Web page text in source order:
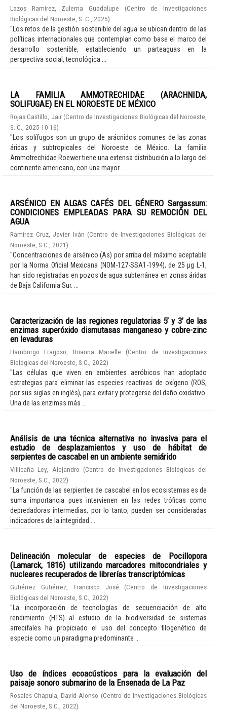
Lazos Ramírez, Zulema Guadalupe (Centro de Investigaciones
Biológicas del Noroeste, S. C.
2025)
"Los retos de la gestión sostenible del agua se ubican dentro de las
políticas internacionales que contemplan como base el marco del
desarrollo sostenible, estableciendo un parteaguas en la
perspectiva social, tecnológica ...
LA FAMILIA AMMOTRECHIDAE (ARACHNIDA,
SOLIFUGAE) EN EL NOROESTE DE MÉXICO
Rojas Castillo, Jair (Centro de Investigaciones Biológicas del Noroeste,
S. C.
2025-10-16)
"Los solífugos son un grupo de arácnidos comunes de las zonas
áridas y subtropicales del Noroeste de México. La familia
Ammotrechidae Roewer tiene una extensa distribución a lo largo del
continente americano, con una mayor ...
ARSÉNICO EN ALGAS CAFÉS DEL GÉNERO Sargassum:
CONDICIONES EMPLEADAS PARA SU REMOCIÓN DEL
AGUA
Ramírez Cruz, Javier Iván (Centro de Investigaciones Biológicas del
Noroeste, S.C.
2021)
"Concentraciones de arsénico (As) por arriba del máximo aceptable
por la Norma Oficial Mexicana (NOM-127-SSA1-1994), de 25 µg L-1,
han sido registradas en pozos de agua subterránea en zonas áridas
de Baja California Sur. ...
Caracterización de las regiones regulatorias 5’ y 3’ de las
enzimas superóxido dismutasas manganeso y cobre-zinc
en levaduras
Hamburgo Fragoso, Brianna Marielle (Centro de Investigaciones
Biológicas del Noroeste, S.C.
2022)
"Las células que viven en ambientes aeróbicos han adoptado
estrategias para eliminar las especies reactivas de oxígeno (ROS,
por sus siglas en inglés), para evitar y protegerse del daño oxidativo.
Una de las enzimas más ...
Análisis de una técnica alternativa no invasiva para el
estudio de desplazamientos y uso de hábitat de
serpientes de cascabel en un ambiente semiárido
Villicaña Ley, Alejandro (Centro de Investigaciones Biológicas del
Noroeste, S.C.
2022)
"La función de las serpientes de cascabel en los ecosistemas es de
suma importancia pues intervienen en las redes tróficas como
depredadoras intermedias, por lo tanto, pueden ser consideradas
indicadores de la integridad ...
Delineación molecular de especies de Pocillopora
(Lamarck, 1816) utilizando marcadores mitocondriales y
nucleares recuperados de librerías transcriptómicas
Gutiérrez Gutiérrez, Francisco José (Centro de Investigaciones
Biológicas del Noroeste, S.C.
2022)
"La incorporación de tecnologías de secuenciación de alto
rendimiento (HTS) al estudio de la biodiversidad de sistemas
arrecifales ha propiciado el uso del concepto filogenético de
especie como un paradigma predominante ...
Uso de índices ecoacústicos para la evaluación del
paisaje sonoro submarino de la Ensenada de La Paz
Rosales Chapula, David Alonso (Centro de Investigaciones Biológicas
del Noroeste, S.C.
2022)